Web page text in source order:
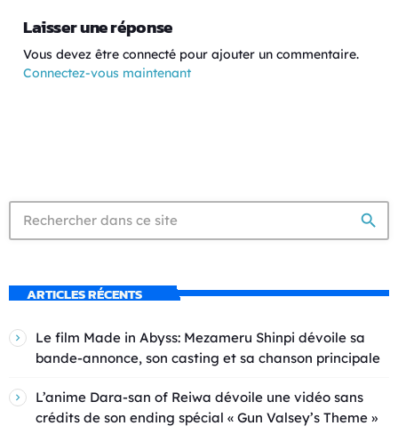
Laisser une réponse
Vous devez être connecté pour ajouter un commentaire.
Connectez-vous maintenant
search
ARTICLES RÉCENTS
Le film Made in Abyss: Mezameru Shinpi dévoile sa
bande-annonce, son casting et sa chanson principale
L’anime Dara-san of Reiwa dévoile une vidéo sans
crédits de son ending spécial « Gun Valsey’s Theme »